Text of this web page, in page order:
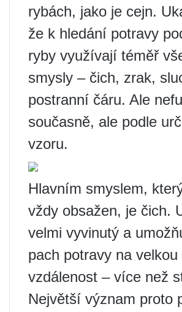
rybách, jako je cejn.
že k hledání potravy
ryby využívají téměř
smysly – čich, zrak,
postranní čáru. Ale
současně, ale podle
vzoru.
Hlavním smyslem,
vždy obsažen, je čich.
velmi vyvinutý a
pach potravy na velkou
vzdálenost – více než
Největší význam proto